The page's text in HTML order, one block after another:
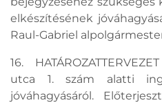
elkészítésének
Raul-Gabriel
16.
utca 1. szám alatti
jóváhagyásáról.